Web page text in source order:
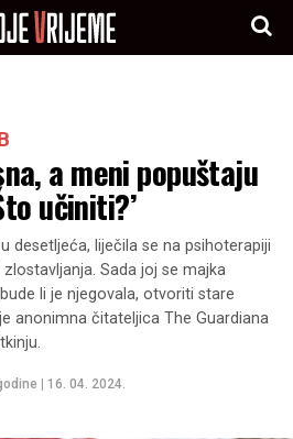
a meni popuštaju
učiniti?’
desetljeća, liječila se na psihoterapiji
Sada joj se majka
li je njegovala, otvoriti stare
anonimna čitateljica The Guardiana
16. 04. 2024.